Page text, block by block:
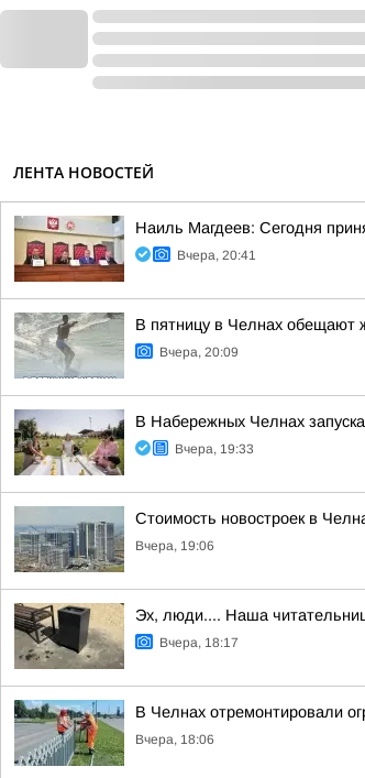
ЛЕНТА НОВОСТЕЙ
Наиль Магдеев: Сегодня
Вчера, 20:41
В пятницу в Челнах обещают
Вчера, 20:09
В Набережных Челнах
Вчера, 19:33
Стоимость новостроек в
Вчера, 19:06
Эх, люди.... Наша
Вчера, 18:17
В Челнах отремонтировали
Вчера, 18:06